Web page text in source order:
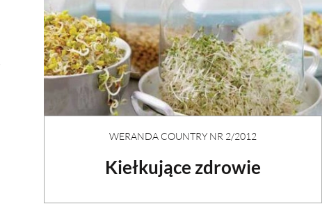
WERANDA COUNTRY NR 2/2012
Kiełkujące zdrowie